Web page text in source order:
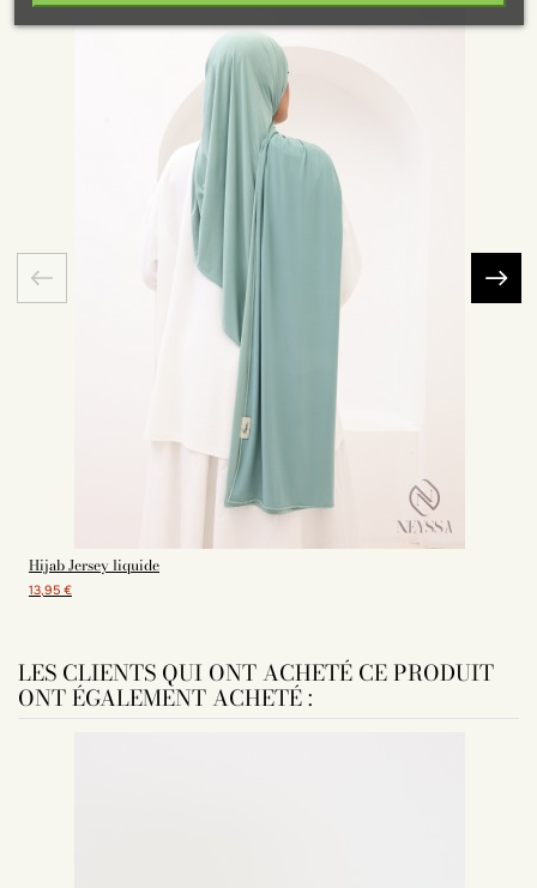
Hijab Jersey liquide
13,95 €
LES CLIENTS QUI ONT ACHETÉ CE PRODUIT
ONT ÉGALEMENT ACHETÉ :